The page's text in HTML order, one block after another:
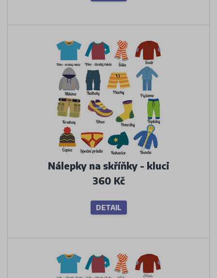
Nálepky na skříňky - kluci
360 Kč
DETAIL